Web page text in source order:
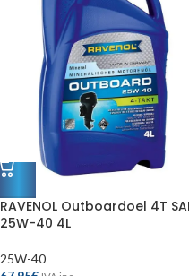
RAVENOL Outboardoel 4T
25W-40 4L
25W-40